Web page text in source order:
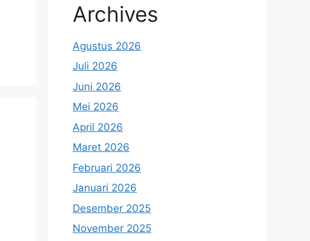
Archives
Agustus 2026
Juli 2026
Juni 2026
Mei 2026
April 2026
Maret 2026
Februari 2026
Januari 2026
Desember 2025
November 2025